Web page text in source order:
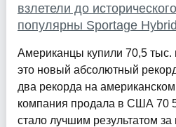
взлетели до
популярны Sportage
Американцы купили 70,5
это новый абсолютный
два рекорда на
компания продала в США 70
стало лучшим результатом